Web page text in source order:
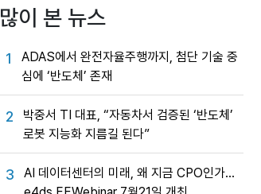
많이 본 뉴스
1
ADAS에서 완전자율주행까지, 첨단 기술 중
심에 ‘반도체’ 존재
2
박중서 TI 대표, “자동차서 검증된 ‘반도체’
로봇 지능화 지름길 된다”
3
AI 데이터센터의 미래, 왜 지금 CPO인가…